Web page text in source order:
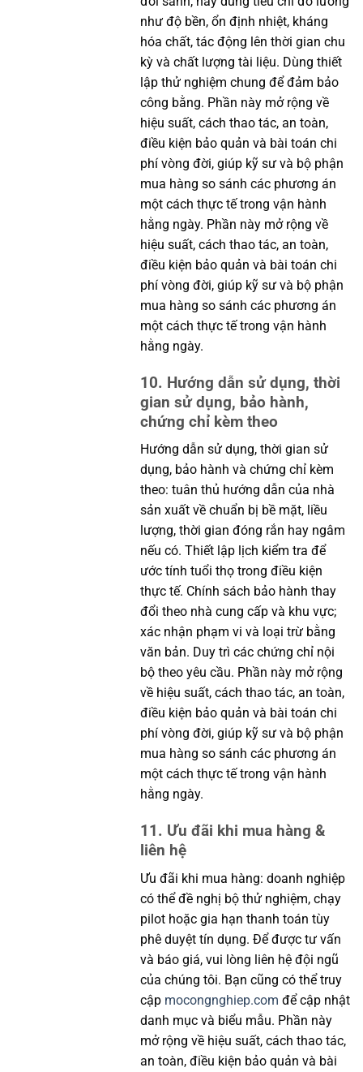
như độ bền, ổn định nhiệt, kháng
hóa chất, tác động lên thời gian chu
kỳ và chất lượng tài liệu. Dùng thiết
lập thử nghiệm chung để đảm bảo
công bằng. Phần này mở rộng về
hiệu suất, cách thao tác, an toàn,
điều kiện bảo quản và bài toán chi
phí vòng đời, giúp kỹ sư và bộ phận
mua hàng so sánh các phương án
một cách thực tế trong vận hành
hằng ngày. Phần này mở rộng về
hiệu suất, cách thao tác, an toàn,
điều kiện bảo quản và bài toán chi
phí vòng đời, giúp kỹ sư và bộ phận
mua hàng so sánh các phương án
một cách thực tế trong vận hành
hằng ngày.
10. Hướng dẫn sử dụng, thời
gian sử dụng, bảo hành,
chứng chỉ kèm theo
Hướng dẫn sử dụng, thời gian sử
dụng, bảo hành và chứng chỉ kèm
theo: tuân thủ hướng dẫn của nhà
sản xuất về chuẩn bị bề mặt, liều
lượng, thời gian đóng rắn hay ngâm
nếu có. Thiết lập lịch kiểm tra để
ước tính tuổi thọ trong điều kiện
thực tế. Chính sách bảo hành thay
đổi theo nhà cung cấp và khu vực;
xác nhận phạm vi và loại trừ bằng
văn bản. Duy trì các chứng chỉ nội
bộ theo yêu cầu. Phần này mở rộng
về hiệu suất, cách thao tác, an toàn,
điều kiện bảo quản và bài toán chi
phí vòng đời, giúp kỹ sư và bộ phận
mua hàng so sánh các phương án
một cách thực tế trong vận hành
hằng ngày.
11. Ưu đãi khi mua hàng &
liên hệ
Ưu đãi khi mua hàng: doanh nghiệp
có thể đề nghị bộ thử nghiệm, chạy
pilot hoặc gia hạn thanh toán tùy
phê duyệt tín dụng. Để được tư vấn
và báo giá, vui lòng liên hệ đội ngũ
của chúng tôi. Bạn cũng có thể truy
cập mocongnghiep.com để cập nhật
danh mục và biểu mẫu. Phần này
mở rộng về hiệu suất, cách thao tác,
an toàn, điều kiện bảo quản và bài